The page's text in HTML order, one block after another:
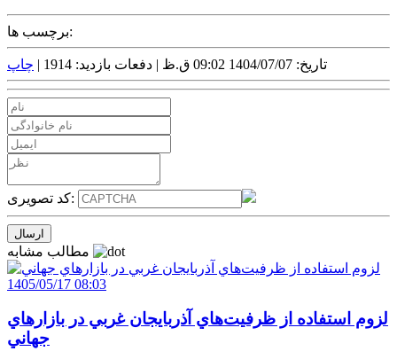
برچسب ها:
تاریخ: 1404/07/07 09:02 ق.ظ | دفعات بازدید: 1914 | چاپ
کد تصویری:
1405/05/17 08:03
لزوم استفاده از ظرفيت‌هاي آذربايجان غربي در بازارهاي
جهاني